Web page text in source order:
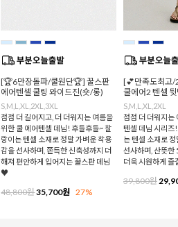
[🏆6만장돌파/쿨원단🏆] 꿀스판
에어텐셀 쿨링 와이드진(숏/롱)
S,M,L,XL,2XL,3XL
점점 더 길어지고, 더 더워지는 여름을
위한 쿨 에어텐셀 데님! 후들후들~ 찰
랑이는 텐셀 소재로 정말 가벼운 착용
감을 선사하며, 쫀득한 신축성까지 더
해져 편안하게 입어지는 꿀스판 데님
♥
48,800원35,700원 27%
[💕만족도최고/
쿨에어2 텐셀
S,M,L,XL,2XL
점점 더 더워지는
텐셀 데님 시리즈
는 텐셀 소재로
선사하며, 산뜻한
더욱 시원하게
39,800원